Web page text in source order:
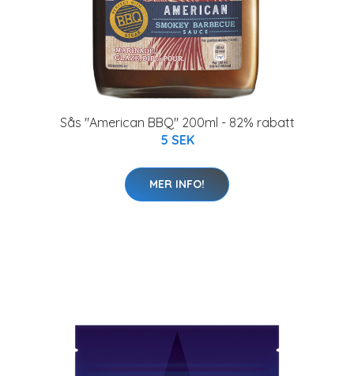
Sås "American BBQ" 200ml - 82% rabatt
5 SEK
MER INFO!